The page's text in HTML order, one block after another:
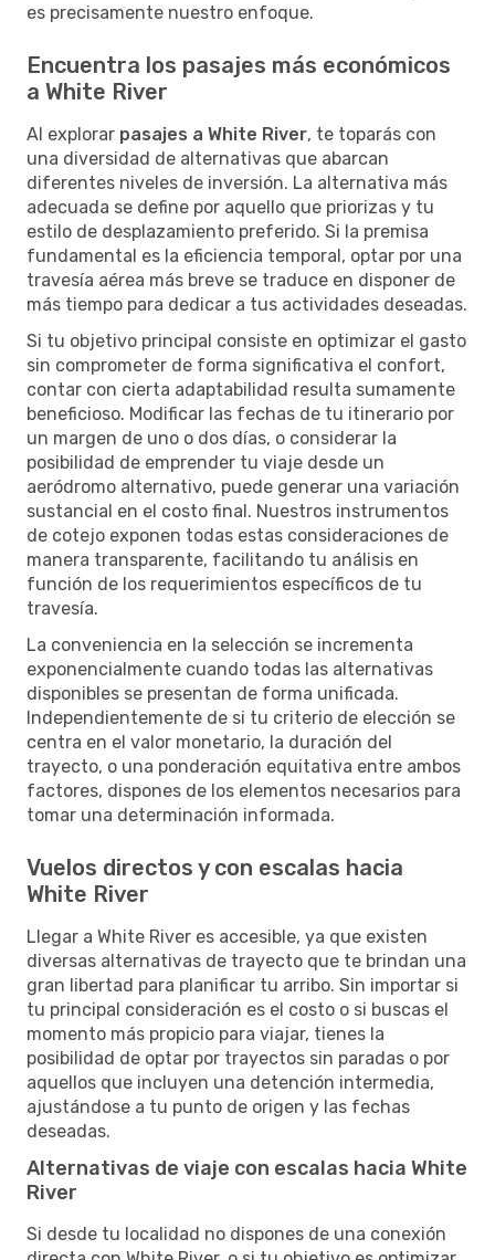
es precisamente nuestro enfoque.
Encuentra los pasajes más económicos
a White River
Al explorar pasajes a White River, te toparás con
una diversidad de alternativas que abarcan
diferentes niveles de inversión. La alternativa más
adecuada se define por aquello que priorizas y tu
estilo de desplazamiento preferido. Si la premisa
fundamental es la eficiencia temporal, optar por una
travesía aérea más breve se traduce en disponer de
más tiempo para dedicar a tus actividades deseadas.
Si tu objetivo principal consiste en optimizar el gasto
sin comprometer de forma significativa el confort,
contar con cierta adaptabilidad resulta sumamente
beneficioso. Modificar las fechas de tu itinerario por
un margen de uno o dos días, o considerar la
posibilidad de emprender tu viaje desde un
aeródromo alternativo, puede generar una variación
sustancial en el costo final. Nuestros instrumentos
de cotejo exponen todas estas consideraciones de
manera transparente, facilitando tu análisis en
función de los requerimientos específicos de tu
travesía.
La conveniencia en la selección se incrementa
exponencialmente cuando todas las alternativas
disponibles se presentan de forma unificada.
Independientemente de si tu criterio de elección se
centra en el valor monetario, la duración del
trayecto, o una ponderación equitativa entre ambos
factores, dispones de los elementos necesarios para
tomar una determinación informada.
Vuelos directos y con escalas hacia
White River
Llegar a White River es accesible, ya que existen
diversas alternativas de trayecto que te brindan una
gran libertad para planificar tu arribo. Sin importar si
tu principal consideración es el costo o si buscas el
momento más propicio para viajar, tienes la
posibilidad de optar por trayectos sin paradas o por
aquellos que incluyen una detención intermedia,
ajustándose a tu punto de origen y las fechas
deseadas.
Alternativas de viaje con escalas hacia White
River
Si desde tu localidad no dispones de una conexión